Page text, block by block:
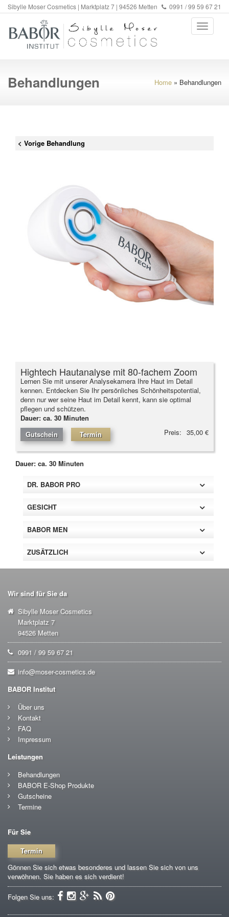
Sibylle Moser Cosmetics | Marktplatz 7 | 94526 Metten 0991 / 99 59 67 21
Behandlungen Home » Behandlungen
< Vorige Behandlung
Hightech Hautanalyse mit 80-fachem Zoom
Lernen Sie mit unserer Analysekamera Ihre Haut im Detail
kennen. Entdecken Sie Ihr persönliches Schönheitspotential,
denn nur wer seine Haut im Detail kennt, kann sie optimal
pflegen und schützen.
Dauer: ca. 30 Minuten
Preis: 35,00 €
Gutschein Termin
Dauer: ca. 30 Minuten
DR. BABOR PRO
GESICHT
BABOR MEN
ZUSÄTZLICH
Wir sind für Sie da
Sibylle Moser Cosmetics
Marktplatz 7
94526 Metten
0991 / 99 59 67 21
info@moser-cosmetics.de
BABOR Institut
Über uns
Kontakt
FAQ
Impressum
Leistungen
Behandlungen
BABOR E-Shop Produkte
Gutscheine
Termine
Für Sie
Termin
Gönnen Sie sich etwas besonderes und lassen Sie sich von uns
verwöhnen. Sie haben es sich verdient!
Folgen Sie uns: